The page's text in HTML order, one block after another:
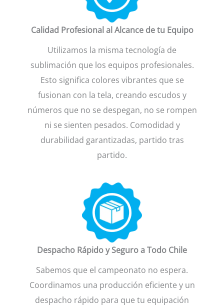
Calidad Profesional al Alcance de tu Equipo
Utilizamos la misma tecnología de
sublimación que los equipos profesionales.
Esto significa colores vibrantes que se
fusionan con la tela, creando escudos y
números que no se despegan, no se rompen
ni se sienten pesados. Comodidad y
durabilidad garantizadas, partido tras
partido.
Despacho Rápido y Seguro a Todo Chile
Sabemos que el campeonato no espera.
Coordinamos una producción eficiente y un
despacho rápido para que tu equipación